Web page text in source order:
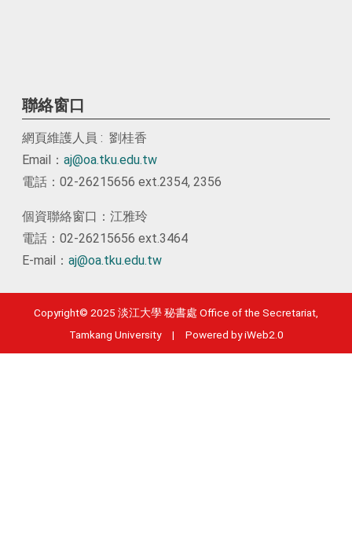
聯絡窗口
網頁維護人員 : 劉桂香
Email： aj@oa.tku.edu.tw
電話：02-26215656 ext.2354, 2356
個資聯絡窗口：江雅玲
電話：02-26215656 ext.3464
E-mail： aj@oa.tku.edu.tw
Copyright© 2025 淡江大學 秘書處 Office of the Secretariat,
Tamkang University | Powered by iWeb2.0